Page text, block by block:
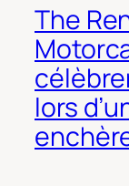
The
lors